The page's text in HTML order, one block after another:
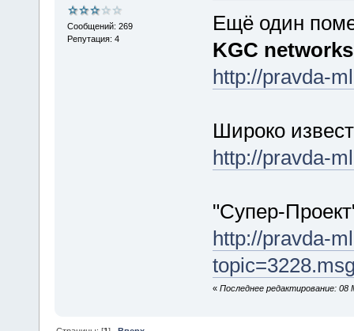
Сообщений: 269
Репутация: 4
Ещё один
KGC networks
http://pravda-
Широко
http://pravda-
"Супер-
http://pravda-
« Последнее редактирование: